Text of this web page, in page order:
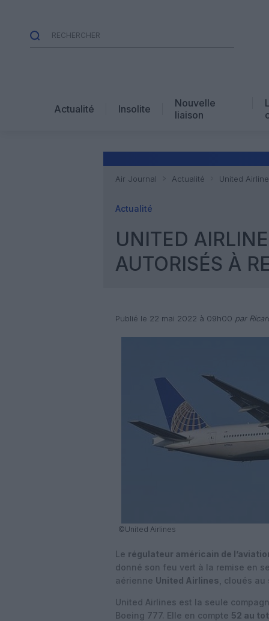
Actualité Insolite
Nouvelle
liaison
Air Journal Actualité United
Actualité
UNITED
AUTORISÉS À
Publié le 22 mai 2022 à 09h00 par
©United Airlines
Le régulateur américain de
donné son feu vert à la remise en
aérienne United Airlines , cloués
United Airlines est la seule
Boeing 777. Elle en compte 52 au